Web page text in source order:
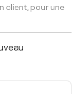
client, pour une